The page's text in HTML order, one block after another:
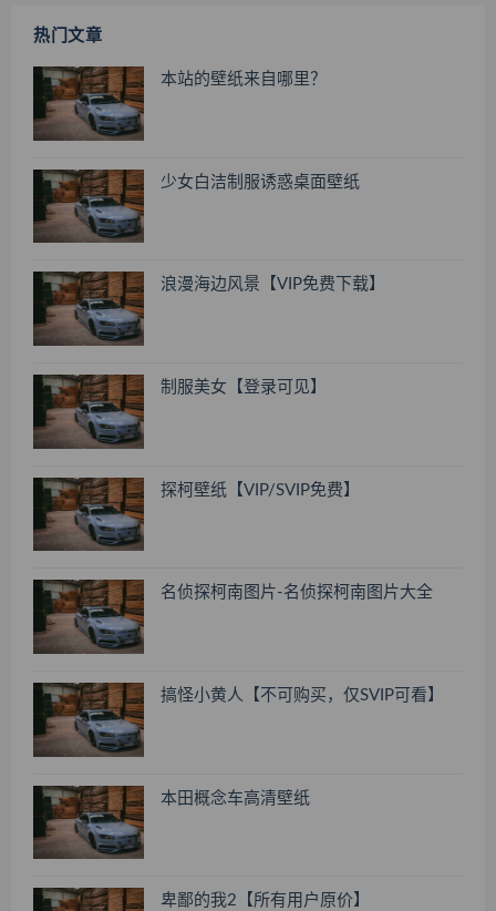
热门文章
本站的壁纸来自哪里？
少女白洁制服诱惑桌面壁纸
浪漫海边风景【VIP免费下载】
制服美女【登录可见】
探柯壁纸【VIP/SVIP免费】
名侦探柯南图片-名侦探柯南图片大全
搞怪小黄人【不可购买，仅SVIP可看】
本田概念车高清壁纸
卑鄙的我2【所有用户原价】